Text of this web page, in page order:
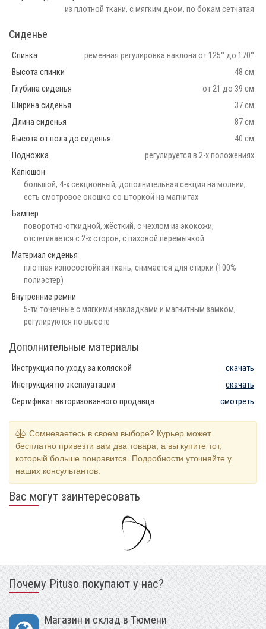
из плотной ткани, с мягким дном, по бокам сетчатая
Сиденье
Спинка
ременная регулировка наклона от 125° до 170°
Высота спинки
48 см
Глубина сиденья
от 21 до 39 см
Ширина сиденья
37 см
Длина сиденья
87 см
Высота от пола до сиденья
40 см
Подножка
регулируется в 2-х положениях
Капюшон
большой, 4-х секционный, дополнительная секция на молнии,
есть смотровое окошко со шторкой на магнитах
Бампер
поворотно-откидной, жёсткий, с чехлом из экокожи,
отстёгивается с 2-х сторон, с паховой перемычкой
Материал сиденья
плотная износостойкая ткань, снимается для стирки (100%
полиэстер)
Внутренние ремни
5-ти точечные с мягкими накладками и магнитным замком,
регулируются по высоте
Дополнительные материалы
Инструкция по уходу за коляской
скачать
Инструкция по эксплуатации
скачать
Сертификат авторизованного продавца
смотреть
Сомневаетесь в своем выборе? Курьер может
бесплатно привезти вам два товара, а вы купите тот,
который больше понравится. Подробности уточняйте у
наших консультантов.
Вас могут заинтересовать
Почему Pituso покупают у нас?
Магазин и склад в Тюмени